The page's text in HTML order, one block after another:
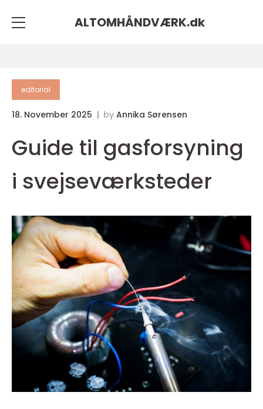
ALTOMHÅNDVÆRK.dk
editorial
18. November 2025 by Annika Sørensen
Guide til gasforsyning
i svejseværksteder